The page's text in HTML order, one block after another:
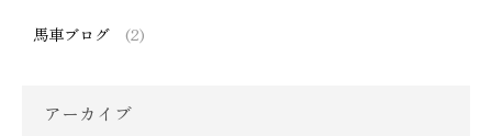
馬車ブログ (2)
アーカイブ